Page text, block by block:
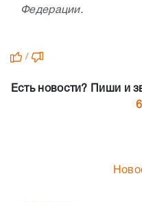
Федерации.
/
Есть новости? Пиши и